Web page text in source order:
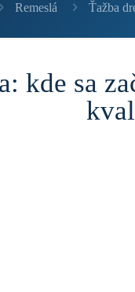
Remeslá Ťažba
kde sa